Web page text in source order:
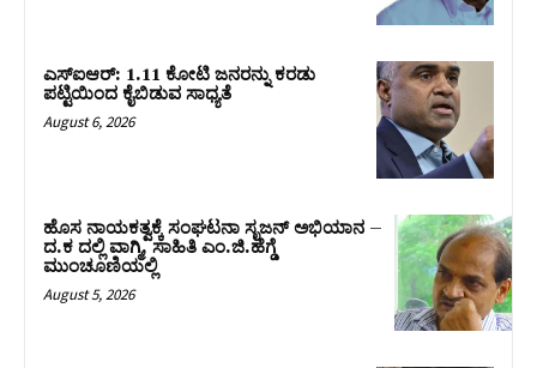
ಎಸ್‌ಐಆರ್‌: 1.11 ಕೋಟಿ ಜನರನ್ನು ಕರಡು
ಪಟ್ಟಿಯಿಂದ ಕೈಬಿಡುವ ಸಾಧ್ಯತೆ
August 6, 2026
ಹೊಸ ನಾಯಕತ್ವಕ್ಕೆ ಸಂಘಟನಾ ಸೃಜನ್ ಅಭಿಯಾನ –
ದ.ಕ ದಲ್ಲಿ ವಾಗ್ಮಿ, ಸಾಹಿತಿ ಎಂ.ಜಿ.ಹೆಗ್ಡೆ
ಮುಂಚೂಣಿಯಲ್ಲಿ
August 5, 2026